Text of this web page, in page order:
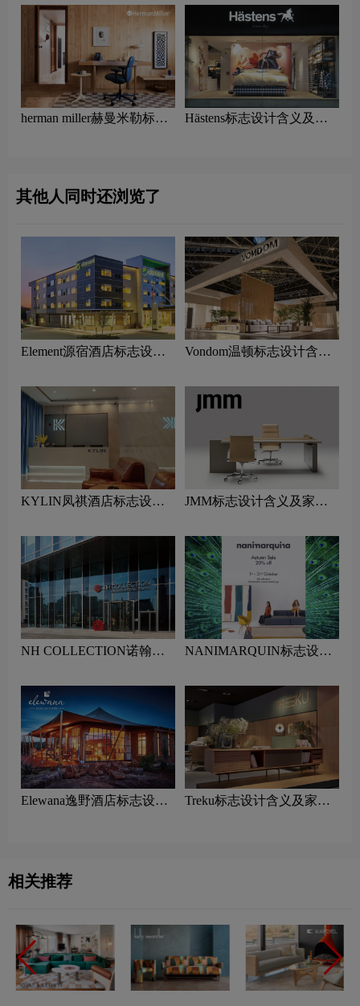
herman miller赫曼米勒标志
Hästens标志设计含义及家
其他人同时还浏览了
Element源宿酒店标志设计
Vondom温顿标志设计含义
KYLIN凤祺酒店标志设计
JMM标志设计含义及家具
NH COLLECTION诺翰精
品牌设计理念
NANIMARQUIN标志设计
Elewana逸野酒店标志设计
Treku标志设计含义及家具
相关推荐